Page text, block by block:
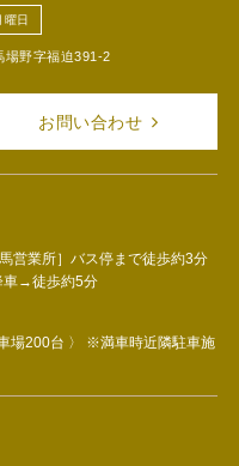
日
場野字福迫391-2
お問い合わせ
営業所］バス停まで徒歩約3分
車→徒歩約5分
場200台 〉 ※満車時近隣駐車施